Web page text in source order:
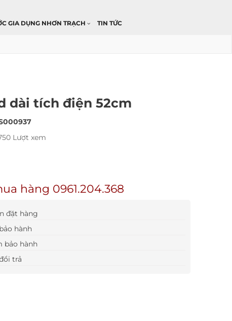
GIA DỤNG NHƠN TRẠCH TIN TỨC
dài tích điện 52cm
Lượt xem
hàng 0961.204.368
đặt hàng
hành
bảo hành
trả